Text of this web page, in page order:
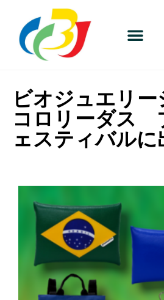
ビオジュエリ
コロリーダス
ェスティバルに